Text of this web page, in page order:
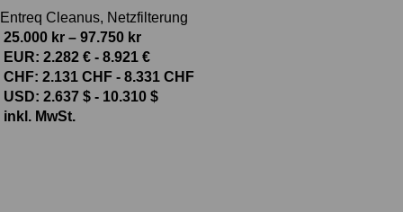
Entreq Cleanus, Netzfilterung
25.000 kr – 97.750 kr
EUR: 2.282 €- 8.921 €
CHF: 2.131 CHF- 8.331 CHF
USD: 2.637 $- 10.310 $
inkl. MwSt.